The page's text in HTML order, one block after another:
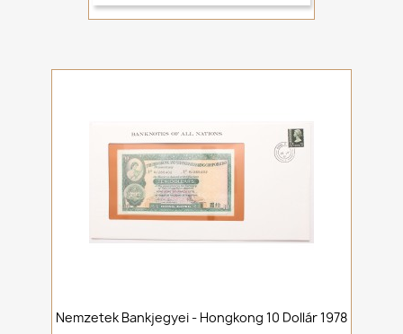
Nemzetek Bankjegyei - Hongkong 10 Dollár 1978